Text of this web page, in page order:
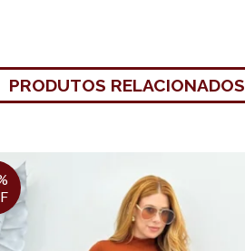
PRODUTOS RELACIONADOS